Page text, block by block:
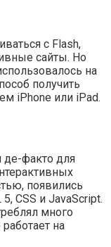
с Flash,
сайты. Но
на
получить
iPhone или iPad.
де-факто для
появились
CSS и JavaScript.
много
на